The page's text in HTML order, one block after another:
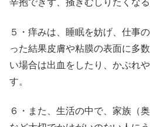
辛抱できず、掻きむしりたくなる
５・痒みは、睡眠を妨げ、仕事
った結果皮膚や粘膜の表面に多
い場合は出血をしたり、かぶれ
す。
６・また、生活の中で、家族（